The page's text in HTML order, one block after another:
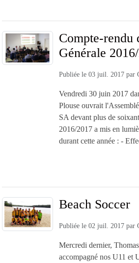
Compte-rendu
Générale
Publiée le 03 juil. 2017 par
Vendredi 30 juin 2017
Plouse ouvrait
SA devant plus de
2016/2017 a mis en
durant cette année : -
Beach Soccer
Publiée le 02 juil. 2017 par
Mercredi dernier,
accompagné nos U11 et